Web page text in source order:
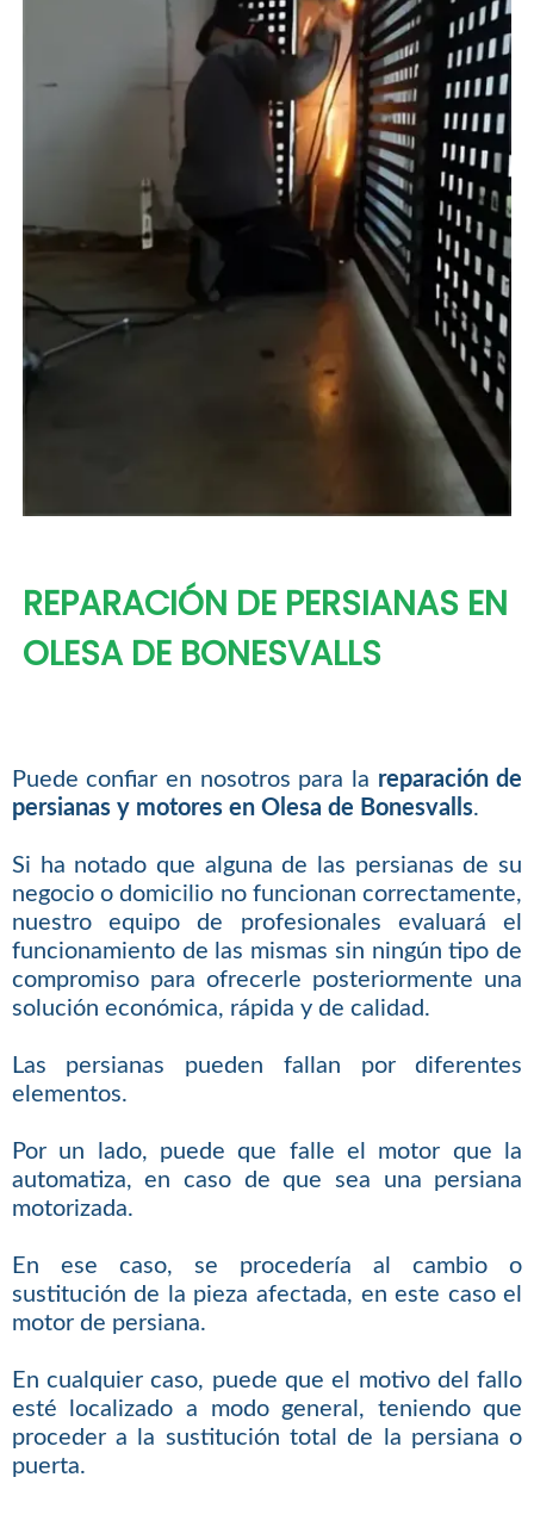
REPARACIÓN DE PERSIANAS EN
OLESA DE BONESVALLS
Puede confiar en nosotros para la reparación de
persianas y motores en Olesa de Bonesvalls.
Si ha notado que alguna de las persianas de su
negocio o domicilio no funcionan correctamente,
nuestro equipo de profesionales evaluará el
funcionamiento de las mismas sin ningún tipo de
compromiso para ofrecerle posteriormente una
solución económica, rápida y de calidad.
Las persianas pueden fallan por diferentes
elementos.
Por un lado, puede que falle el motor que la
automatiza, en caso de que sea una persiana
motorizada.
En ese caso, se procedería al cambio o
sustitución de la pieza afectada, en este caso el
motor de persiana.
En cualquier caso, puede que el motivo del fallo
esté localizado a modo general, teniendo que
proceder a la sustitución total de la persiana o
puerta.